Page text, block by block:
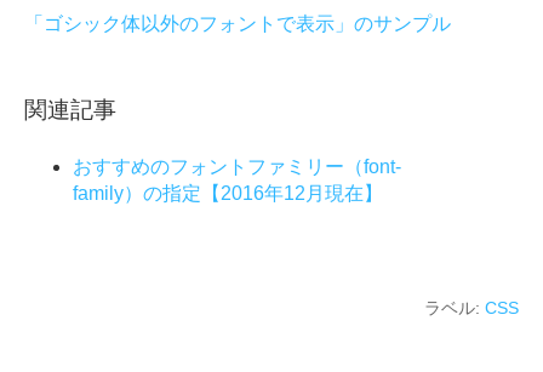
「ゴシック体以外のフォントで表示」のサンプル
関連記事
おすすめのフォントファミリー（font-
family）の指定【2016年12月現在】
ラベル: CSS